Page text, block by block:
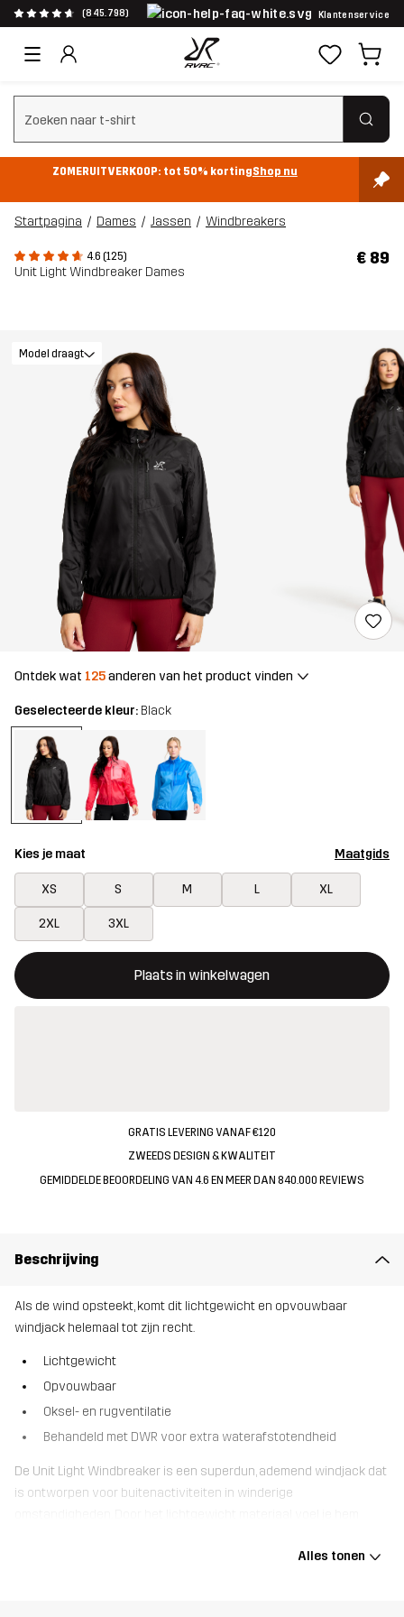
(845.798) Klantenservice
Zoeken wissen
ZOMERUITVERKOOP: tot 50% kortingShop nu
Startpagina Dames Jassen Windbreakers
4.6 (125)
Unit Light Windbreaker Dames
€ 89
Model draagt
Ontdek wat 125anderen van het product vinden
Geselecteerde kleur: Black
Kies je maat Maatgids
XS S M L XL
2XL 3XL
Plaats in winkelwagen
Deze knop opent een modal met de bevestiging van een
{{size}} niet beschikbaar
GRATIS LEVERING VANAF €120
ZWEEDS DESIGN & KWALITEIT
GEMIDDELDE BEOORDELING VAN 4.6 EN MEER DAN 840.000 REVIEWS
Beschrijving
Als de wind opsteekt, komt dit lichtgewicht en opvouwbaar
windjack helemaal tot zijn recht.
Lichtgewicht
Opvouwbaar
Oksel- en rugventilatie
Behandeld met DWR voor extra waterafstotendheid
De Unit Light Windbreaker is een superdun, ademend windjack dat
is ontworpen voor buitenactiviteiten in winderige
borstzak. Dankzij extra ventilatie onder de oksels en op de rug kan
Alles tonen